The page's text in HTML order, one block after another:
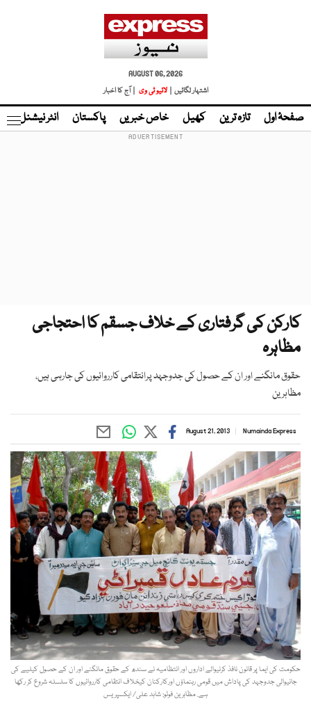
AUGUST 06, 2026
اشتہار لگائیں |
لائیو ٹی وی | آج کا اخبار
صفحۂ اول تازہ ترین کھیل خاص خبریں پاکستان انٹر نیشنل
کارکن کی گرفتاری کے خلاف جسقم کا احتجاجی
مظاہرہ
حقوق مانگنے اور ان کے حصول کی جدوجہد پرانتقامی کارروائیوں کی جارہی ہیں،
مظاہرین
Numainda Express
August 21, 2013
حکومت کی ایما پر قانون نافذ کرنیوالے اداروں اور انتظامیہ نے سندھ کے حقوق مانگنے اور ان کے حصول کیلیے کی
جانیوالی جدوجہد کی پاداش میں قومی رہنماؤں اورکارکنان کیخلاف انتقامی کارروائیوں کا سلسلہ شروع کر رکھا
ہے. مظاہرین فوٹو: شاہد علی/ ایکسپریس